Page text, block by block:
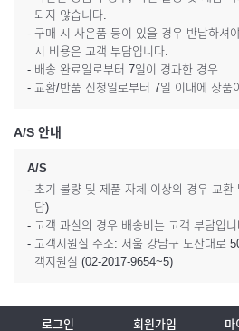
되지 않습니다.
- 구매 시 사은품 등이 있을 경우 반납하셔
시 비용은 고객 부담입니다.
- 배송 완료일로부터 7일이 경과한 경우
- 교환/반품 신청일로부터 7일 이내에 상품
A/S 안내
A/S
- 초기 불량 및 제품 자체 이상의 경우 교환
담)
- 고객 과실의 경우 배송비는 고객 부담입니
- 고객지원실 주소: 서울 강남구 도산대로
객지원실 (02-2017-9654~5)
로그인 회원가입 마